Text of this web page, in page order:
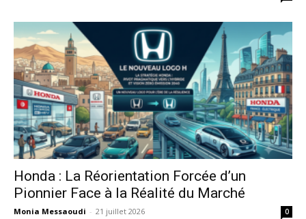
Honda : La Réorientation Forcée d’un
Pionnier Face à la Réalité du Marché
Monia Messaoudi - 21 juillet 2026 0